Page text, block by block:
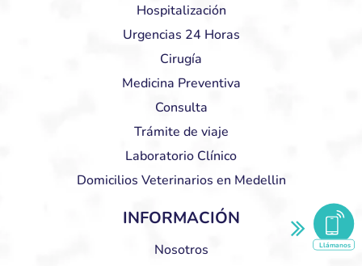
Hospitalización
Urgencias 24 Horas
Cirugía
Medicina Preventiva
Consulta
Trámite de viaje
Laboratorio Clínico
Domicilios Veterinarios en Medellin
INFORMACIÓN
Nosotros
Llámanos